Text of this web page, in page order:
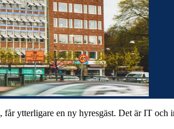
ytterligare en ny hyresgäst. Det är IT